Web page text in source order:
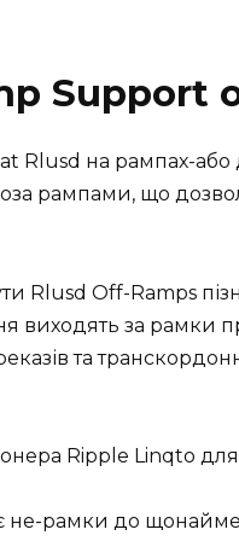
Support
Rlusd на рампах-
рампами, що
Rlusd Off-Ramps
виходять за рамки
та
Ripple Linqto для
не-рамки до